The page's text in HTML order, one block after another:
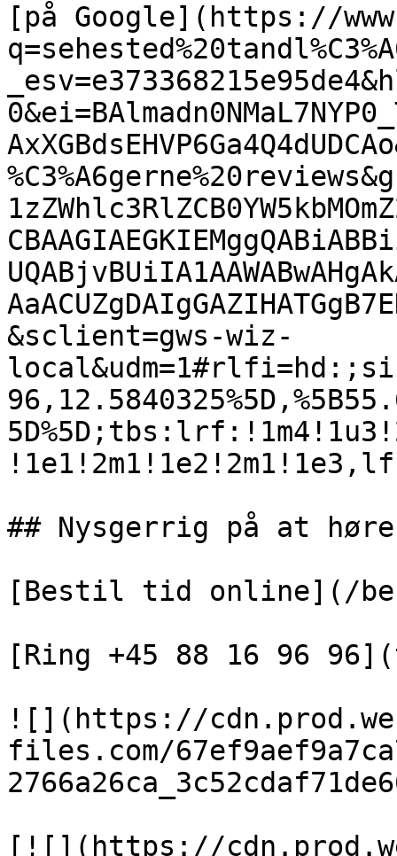
[på Google](https://
&sclient=gws-wiz-
## Nysgerrig på at høre
[Bestil tid online](/
[Ring +45 88 16 96
![](https://
files.com/
[![](https://